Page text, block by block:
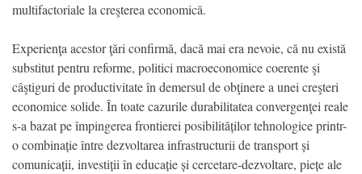
multifactoriale la creşterea economică.
Experienţa acestor ţări confirmă, dacă mai era nevoie, că nu există
substitut pentru reforme, politici macroeconomice coerente şi
câştiguri de productivitate în demersul de obţinere a unei creşteri
economice solide. În toate cazurile durabilitatea convergenţei reale
s-a bazat pe împingerea frontierei posibilităților tehnologice printr-
o combinație între dezvoltarea infrastructurii de transport și
comunicații, investiții în educație și cercetare-dezvoltare, piețe ale